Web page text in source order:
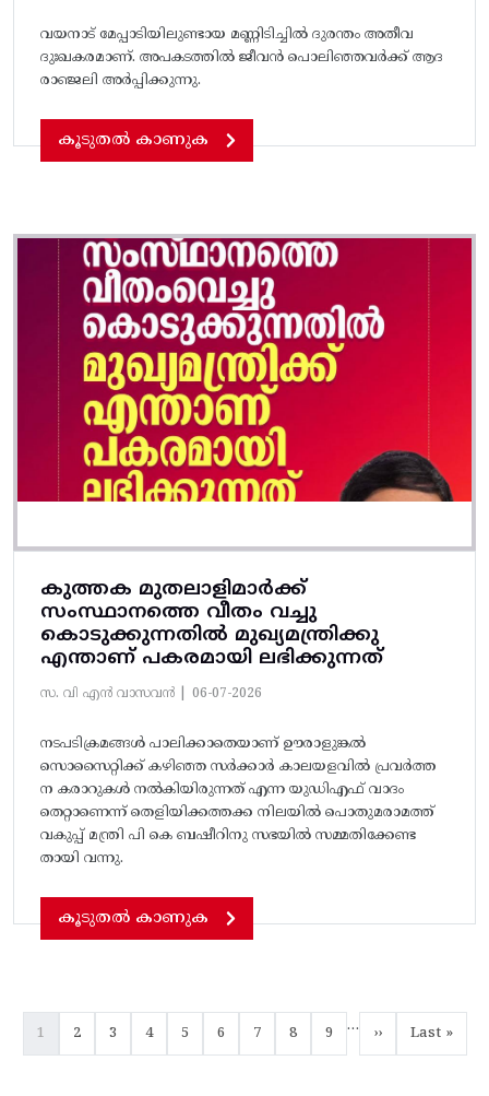
വയനാട് മേപ്പാടിയിലുണ്ടായ മണ്ണിടിച്ചിൽ ദുരന്തം അതീവ
ദുഃഖകരമാണ്. അപകടത്തിൽ ജീവൻ പൊലിഞ്ഞവർക്ക് ആദ
രാഞ്ജലി അർപ്പിക്കുന്നു.
കൂടുതൽ കാണുക
കുത്തക മുതലാളിമാർക്ക്
സംസ്ഥാനത്തെ വീതം വച്ചു
കൊടുക്കുന്നതിൽ മുഖ്യമന്ത്രിക്കു
എന്താണ് പകരമായി ലഭിക്കുന്നത്
സ. വി എൻ വാസവൻ | 06-07-2026
നടപടിക്രമങ്ങൾ പാലിക്കാതെയാണ് ഊരാളുങ്കൽ
സൊസൈറ്റിക്ക് കഴിഞ്ഞ സർക്കാർ കാലയളവിൽ പ്രവർത്ത
ന കരാറുകൾ നൽകിയിരുന്നത് എന്ന യുഡിഎഫ് വാദം
തെറ്റാണെന്ന് തെളിയിക്കത്തക്ക നിലയിൽ പൊതുമരാമത്ത്
വകുപ്പ് മന്ത്രി പി കെ ബഷീറിനു സഭയിൽ സമ്മതിക്കേണ്ട
തായി വന്നു.
കൂടുതൽ കാണുക
Pagination
Current page
1 Page
2 Page
3 Page
4 Page
5 Page
6 Page
7 Page
8 Page
9 … Next page
›› Last page
Last »